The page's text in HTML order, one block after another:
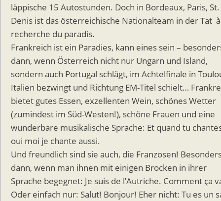
läppische 15 Autostunden. Doch in Bordeaux, Paris, St.
Denis ist das österreichische Nationalteam in der Tat
recherche du paradis.
Frankreich ist ein Paradies, kann eines sein –
dann, wenn Österreich nicht nur Ungarn und Island,
sondern auch Portugal schlägt, im Achtelfinale in
Italien bezwingt und Richtung EM-Titel schielt…
bietet gutes Essen, exzellenten Wein, schönes Wetter
(zumindest im Süd-Westen!), schöne Frauen und eine
wunderbare musikalische Sprache: Et quand tu
oui moi je chante aussi.
Und freundlich sind sie auch, die Franzosen!
dann, wenn man ihnen mit einigen Brocken in ihrer
Sprache begegnet: Je suis de l’Autriche. Comment ça
Oder einfach nur: Salut! Bonjour! Eher nicht: Tu es un